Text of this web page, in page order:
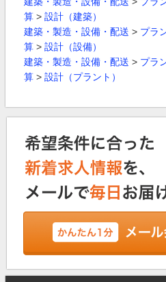
算 > 設計（建築）
建築・製造・設備・配送 > プラ
算 > 設計（設備）
建築・製造・設備・配送 > プラ
算 > 設計（プラント）